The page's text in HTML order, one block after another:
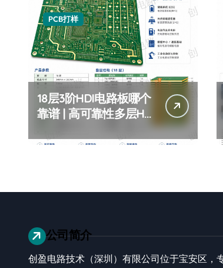
PCB打样
18层3阶HDI电路板哪个
靠谱 | 高可靠性多层HDI
HDI板定制
公司简介
创盈电路技术（深圳）有限公司位于宝安区，